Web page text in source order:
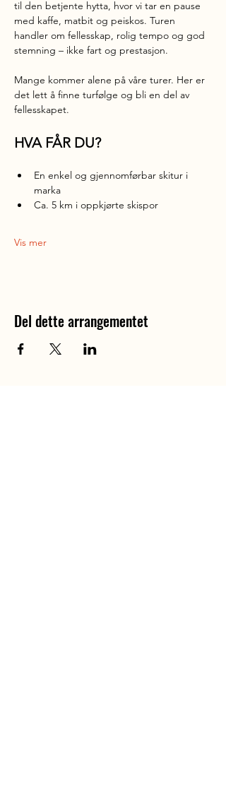
til den betjente hytta, hvor vi tar en pause
med kaffe, matbit og peiskos. Turen
handler om fellesskap, rolig tempo og god
stemning – ikke fart og prestasjon.
Mange kommer alene på våre turer. Her er
det lett å finne turfølge og bli en del av
fellesskapet.
HVA FÅR DU?
En enkel og gjennomførbar skitur i
marka
Ca. 5 km i oppkjørte skispor
Vis mer
Del dette arrangementet